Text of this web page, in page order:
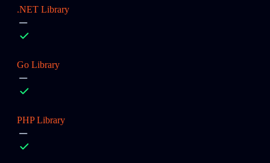
.NET Library
Go Library
PHP Library